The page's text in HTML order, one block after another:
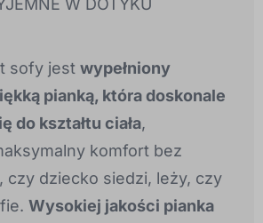
W DOTYKU
sofy jest wypełniony
pianką, która doskonale
do kształtu ciała,
komfort bez
czy dziecko siedzi, leży, czy
Wysokiej jakości pianka